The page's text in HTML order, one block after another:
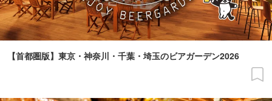
【首都圏版】東京・神奈川・千葉・埼玉のビアガーデン2026